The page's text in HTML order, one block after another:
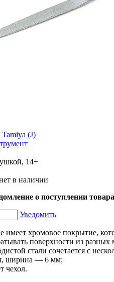
Tamiya (J)
14+
в наличии
о поступлении
Уведомить
имеет хромовое покрытие,
поверхности из
стали сочетается с
ширина — 6 мм;
чехол.